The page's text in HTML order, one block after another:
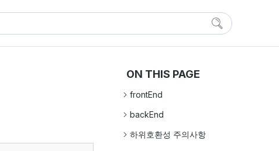
ON THIS PAGE
frontEnd
backEnd
하위호환성 주의사항